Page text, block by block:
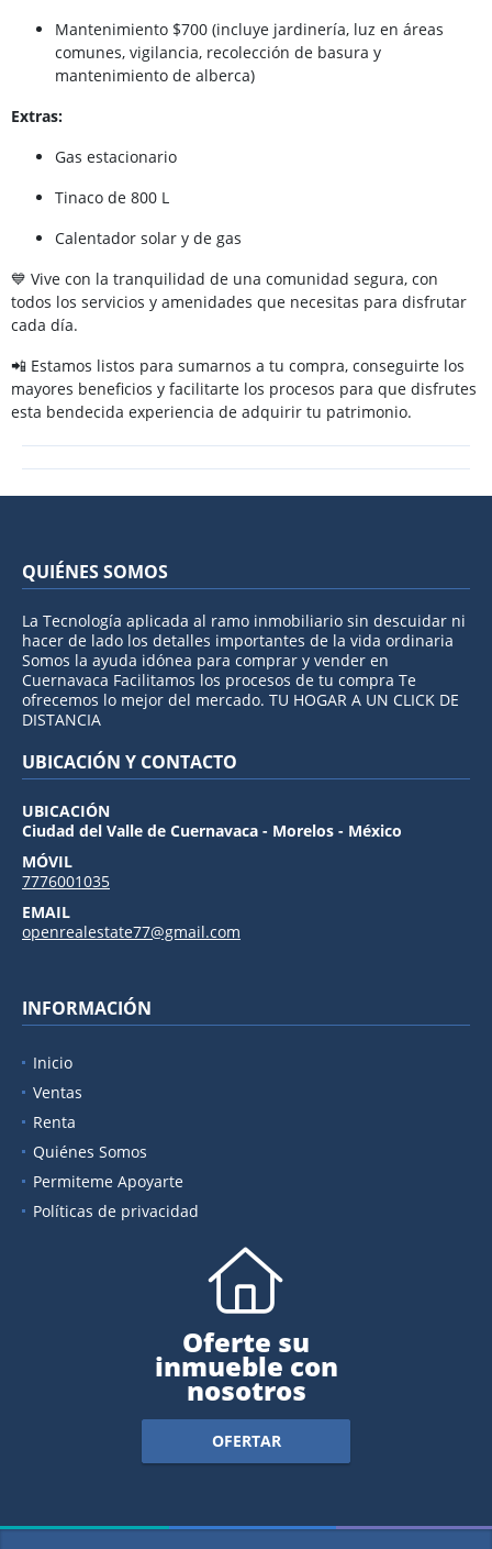
Mantenimiento $700 (incluye jardinería, luz en áreas
comunes, vigilancia, recolección de basura y
mantenimiento de alberca)
Extras:
Gas estacionario
Tinaco de 800 L
Calentador solar y de gas
💙 Vive con la tranquilidad de una comunidad segura, con
todos los servicios y amenidades que necesitas para disfrutar
cada día.
📲 Estamos listos para sumarnos a tu compra, conseguirte los
mayores beneficios y facilitarte los procesos para que disfrutes
esta bendecida experiencia de adquirir tu patrimonio.
QUIÉNES SOMOS
La Tecnología aplicada al ramo inmobiliario sin descuidar ni
hacer de lado los detalles importantes de la vida ordinaria
Somos la ayuda idónea para comprar y vender en
Cuernavaca Facilitamos los procesos de tu compra Te
ofrecemos lo mejor del mercado. TU HOGAR A UN CLICK DE
DISTANCIA
UBICACIÓN Y CONTACTO
UBICACIÓN
Ciudad del Valle de Cuernavaca - Morelos - México
MÓVIL
7776001035
EMAIL
openrealestate77@gmail.com
INFORMACIÓN
Inicio
Ventas
Renta
Quiénes Somos
Permiteme Apoyarte
Políticas de privacidad
Oferte su
inmueble con
nosotros
OFERTAR